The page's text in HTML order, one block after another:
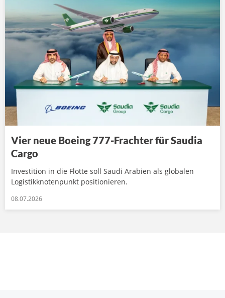
Vier neue Boeing 777-Frachter für Saudia
Cargo
Investition in die Flotte soll Saudi Arabien als globalen
Logistikknotenpunkt positionieren.
08.07.2026